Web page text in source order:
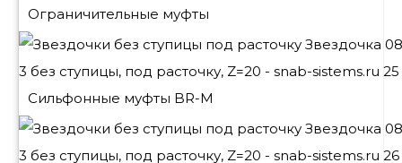
Ограничительные муфты
Сильфонные муфты BR-M